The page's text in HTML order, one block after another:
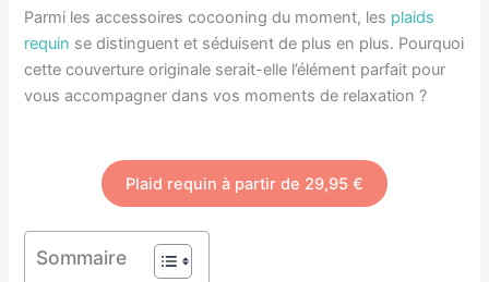
Parmi les accessoires cocooning du moment, les plaids
requin se distinguent et séduisent de plus en plus. Pourquoi
cette couverture originale serait-elle l’élément parfait pour
vous accompagner dans vos moments de relaxation ?
Plaid requin à partir de 29,95 €
Sommaire